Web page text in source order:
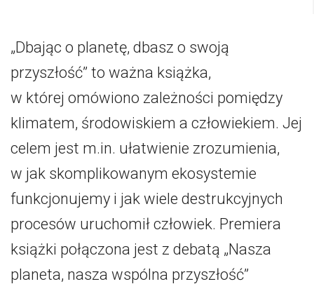
„Dbając o planetę, dbasz o swoją
przyszłość” to ważna książka,
w której omówiono zależności pomiędzy
klimatem, środowiskiem a człowiekiem. Jej
celem jest m.in. ułatwienie zrozumienia,
w jak skomplikowanym ekosystemie
funkcjonujemy i jak wiele destrukcyjnych
procesów uruchomił człowiek. Premiera
książki połączona jest z debatą „Nasza
planeta, nasza wspólna przyszłość”